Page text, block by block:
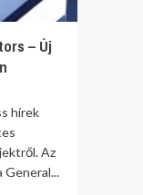
– Új
hírek
Az
General...